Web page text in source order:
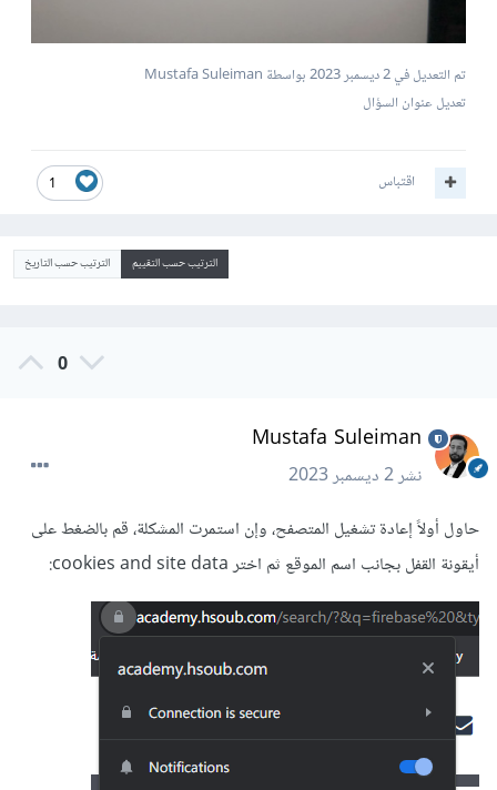
تم التعديل في2 ديسمبر 2023
بواسطة Mustafa Suleiman
تعديل عنوان السؤال
1 اقتباس
الترتيب حسب التقييم الترتيب حسب التاريخ
0
Mustafa Suleiman
نشر2 ديسمبر 2023
حاول أولاً إعادة تشغيل المتصفح، وإن استمرت المشكلة، قم بالضغط على
أيقونة القفل بجانب اسم الموقع ثم اختر cookies and site data: